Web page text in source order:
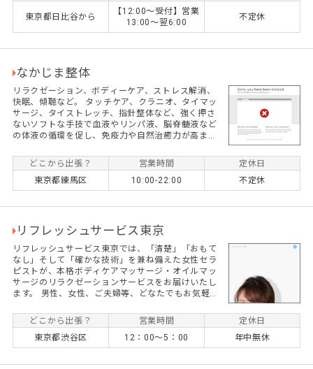
東京都日比谷から
【12:00～受付】営業
13:00～翌6:00
不定休
なかじま整体
リラクゼーション、ボディーケア、ストレス解消、
快眠、傾聴など。 タッチケア、クラニオ、タイマッ
サージ、タイストレッチ、指針整体など、強く押さ
ないソフトな手技で血液やリンパ液、脳脊髄液など
の体液の循環を促し、免疫力や自然治癒力が高まり
てのいろんなご相談もお受けいたします。 男性スタ
ッフが出張いたします。 料金：60分6000円、90分
8600円、120分11000円。（練馬駅からの交通費を
ご負担願います）
どこから出張？ 営業時間
定休日
東京都練馬区
10:00-22:00 不定休
リフレッシュサービス東京
リフレッシュサービス東京では、「清楚」「おもて
なし」そして「確かな技術」を兼ね備えた女性セラ
ピストが、本格ボディケアマッサージ・オイルマッ
サージのリラクゼーションサービスをお届けいたし
ます。 男性、女性、ご夫婦等、どなたでもお気軽に
贅沢な癒しの時間を過ごしてみませんか？
どこから出張？ 営業時間
定休日
東京都渋谷区
12：00～5：00 年中無休